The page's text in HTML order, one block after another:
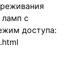
с
доступа: